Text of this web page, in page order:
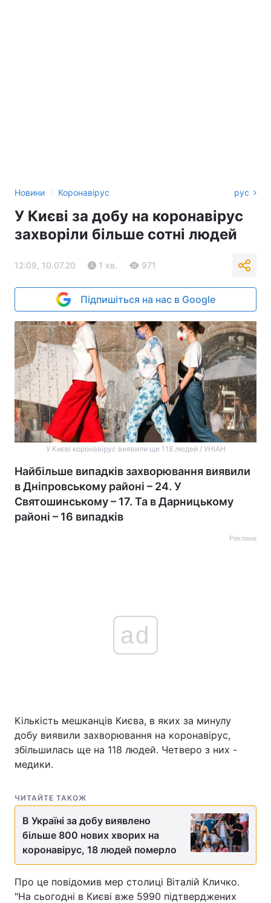
Новини › Коронавірус рус
У Києві за добу на коронавірус
захворіли більше сотні людей
12:09, 10.07.20 1 хв. 971
Підпишіться на нас в Google
У Києві коронавірус виявили ще 118 людей / УНІАН
Найбільше випадків захворювання виявили
в Дніпровському районі – 24. У
Святошинському – 17. Та в Дарницькому
районі – 16 випадків
Реклама
ad
Кількість мешканців Києва, в яких за минулу
добу виявили захворювання на коронавірус,
збільшилась ще на 118 людей. Четверо з них -
медики.
ЧИТАЙТЕ ТАКОЖ
В Україні за добу виявлено
більше 800 нових хворих на
коронавірус, 18 людей померло
Про це повідомив мер столиці Віталій Кличко.
"На сьогодні в Києві вже 5990 підтверджених